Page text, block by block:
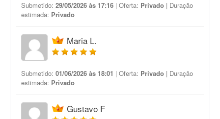
Submetido: 29/05/2026 às 17:16 | Oferta: Privado | Duração
estimada: Privado
Maria L.
Submetido: 01/06/2026 às 18:01 | Oferta: Privado | Duração
estimada: Privado
Gustavo F